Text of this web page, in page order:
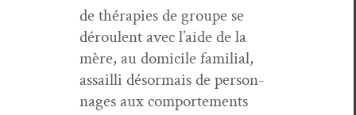
de thérapies de groupe se
déroulent avec l’aide de la
mère, au domi­cile famil­ial,
assail­li désor­mais de per­son­
nages aux com­porte­ments